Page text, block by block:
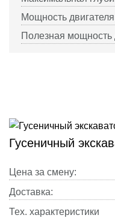
Мощность
Полезная мощность
Гусеничный
Цена за смену:
Доставка:
Тех. характеристики